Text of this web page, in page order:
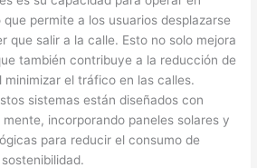
permite a los usuarios desplazarse
que salir a la calle. Esto no solo mejora
también contribuye a la reducción de
minimizar el tráfico en las calles.
sistemas están diseñados con
mente, incorporando paneles solares y
para reducir el consumo de